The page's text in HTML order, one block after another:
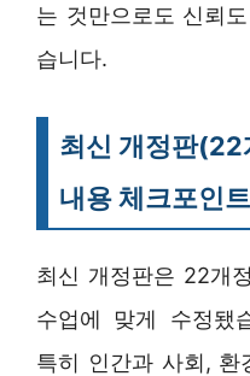
는 것만으로도 신뢰
습니다.
최신 개정판
내용 체크포인트
최신 개정판은 22개
수업에 맞게 수정됐
특히 인간과 사회, 환